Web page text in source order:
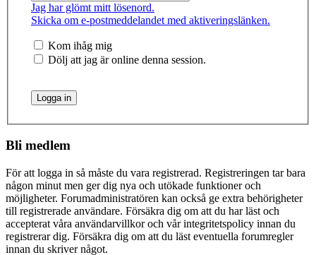
Jag har glömt mitt lösenord.
Skicka om e-postmeddelandet med aktiveringslänken.
Kom ihåg mig
Dölj att jag är online denna session.
Bli medlem
För att logga in så måste du vara registrerad. Registreringen tar bara
någon minut men ger dig nya och utökade funktioner och
möjligheter. Forumadministratören kan också ge extra behörigheter
till registrerade användare. Försäkra dig om att du har läst och
accepterat våra användarvillkor och vår integritetspolicy innan du
registrerar dig. Försäkra dig om att du läst eventuella forumregler
innan du skriver något.